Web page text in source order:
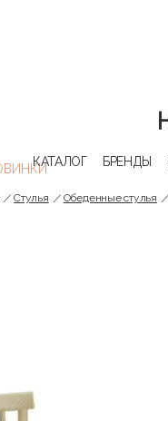
КАТАЛОГ БРЕНДЫ
Стулья Обеденные стулья